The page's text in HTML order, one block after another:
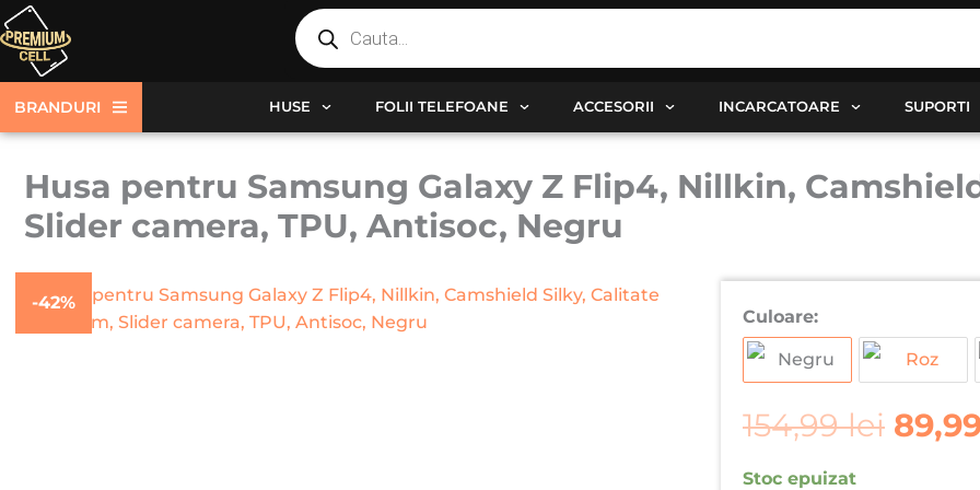
Skip
to
content
Products
search
BRANDURI HUSE FOLII TELEFOANE ACCESORII INCARCATOARE SUPORTI
Husa pentru Samsung Galaxy Z Flip4, Nillkin,
Slider camera, TPU, Antisoc, Negru
-42%
Culoare:
154,99lei
a
fost:
Stoc epuizat